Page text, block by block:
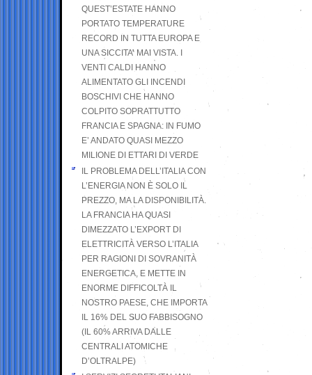
QUEST’ESTATE HANNO
PORTATO TEMPERATURE
RECORD IN TUTTA EUROPA E
UNA SICCITA’ MAI VISTA. I
VENTI CALDI HANNO
ALIMENTATO GLI INCENDI
BOSCHIVI CHE HANNO
COLPITO SOPRATTUTTO
FRANCIA E SPAGNA: IN FUMO
E’ ANDATO QUASI MEZZO
MILIONE DI ETTARI DI VERDE
IL PROBLEMA DELL’ITALIA CON
L’ENERGIA NON È SOLO IL
PREZZO, MA LA DISPONIBILITÀ.
LA FRANCIA HA QUASI
DIMEZZATO L’EXPORT DI
ELETTRICITÀ VERSO L’ITALIA
PER RAGIONI DI SOVRANITÀ
ENERGETICA, E METTE IN
ENORME DIFFICOLTÀ IL
NOSTRO PAESE, CHE IMPORTA
IL 16% DEL SUO FABBISOGNO
(IL 60% ARRIVA DALLE
CENTRALI ATOMICHE
D’OLTRALPE)